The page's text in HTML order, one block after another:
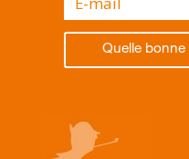
Quelle bonne